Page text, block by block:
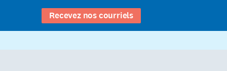
Recevez nos courriels